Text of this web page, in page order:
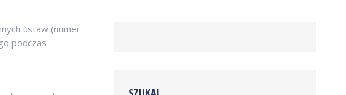
ustaw (numer
podczas